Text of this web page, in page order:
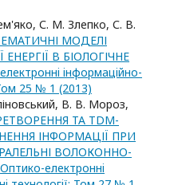
С. М. Злепко, С. В.
МОДЕЛІ
В БІОЛОГІЧНЕ
iнформацiйно-
25 № 1 (2013)
В. В. Мороз,
ТА TDM-
ІНФОРМАЦІЇ ПРИ
ВОЛОКОННО-
Оптико-електроннi